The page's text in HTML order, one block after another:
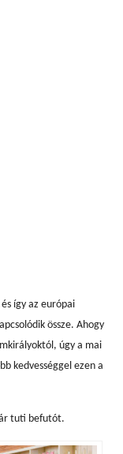
így az európai
össze. Ahogy
úgy a mai
kedvességgel ezen a
tuti befutót.